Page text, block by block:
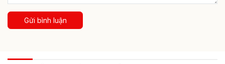
Gửi bình luận